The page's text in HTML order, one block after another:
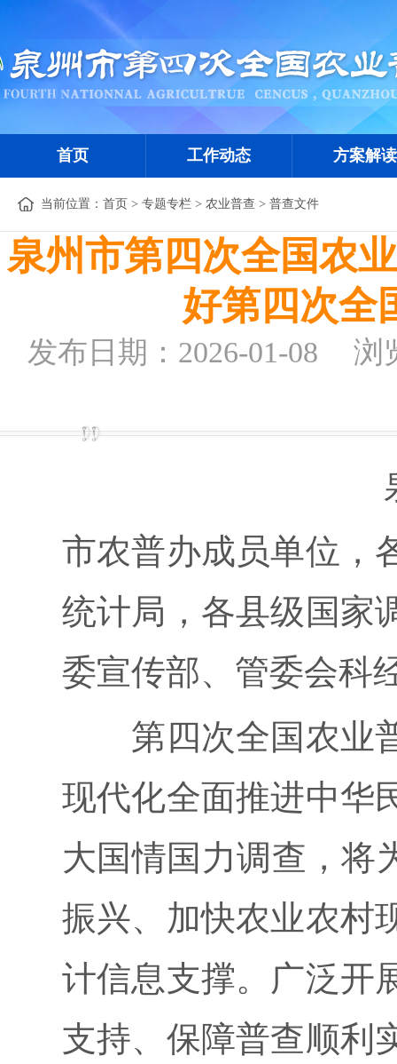
首页 工作动态 方案解读
当前位置： 首页 > 专题专栏 > 农业普查 > 普查文件
泉州市第四次全国农
好第四次全
发布日期：2026-01-08 浏
泉
市农普办成员单位，
统计局，各县级国家
委宣传部、管委会科
第四次全国农业普
现代化全面推进中华
大国情国力调查，将
振兴、加快农业农村
计信息支撑。广泛开
支持、保障普查顺利